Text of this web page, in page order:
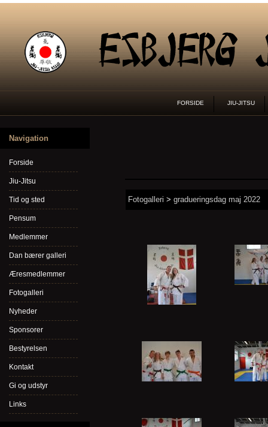
FORSIDE JIU-JITSU
Navigation
Forside
Jiu-Jitsu
Tid og sted
Pensum
Medlemmer
Dan bærer galleri
Æresmedlemmer
Fotogalleri
Nyheder
Sponsorer
Bestyrelsen
Kontakt
Gi og udstyr
Links
Fotogalleri > gradueringsdag maj 2022